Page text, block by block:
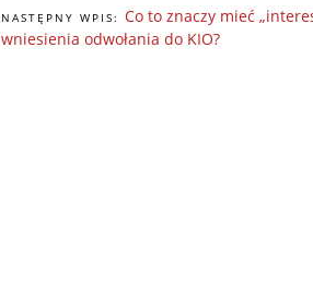
NASTĘPNY WPIS: Co to znaczy mieć
wniesienia odwołania do KIO?